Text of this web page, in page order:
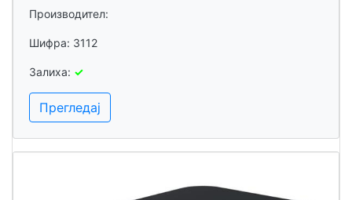
Производител:
Шифра: 3112
Залиха: ✓
Прегледај